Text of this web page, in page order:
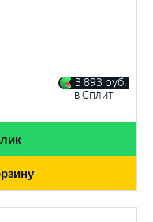
3 893 руб.
в Сплит